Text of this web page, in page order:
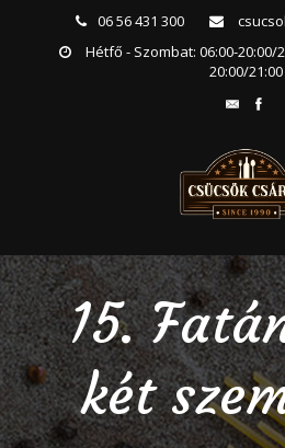
06 56 431 300
Hétfő - Szombat: 06:00-20:00/
20:00/21:00
15.
két